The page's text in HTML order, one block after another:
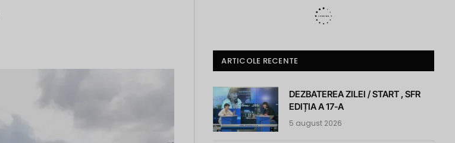
ARTICOLE RECENTE
DEZBATEREA ZILEI / START , SFR
EDIȚIA A 17-A
5 august 2026